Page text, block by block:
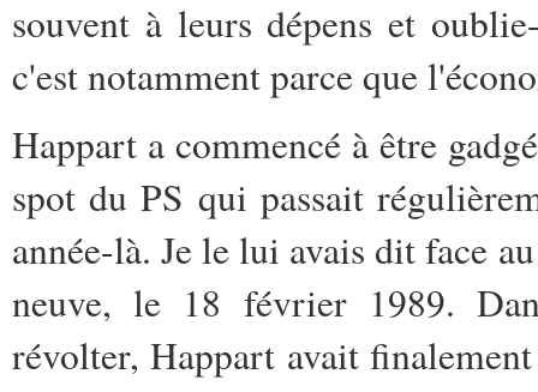
souvent à leurs dépens et
c'est notamment parce que
Happart a commencé à être
spot du PS qui passait
année-là. Je le lui avais dit face
neuve, le 18 février 1989.
révolter, Happart avait